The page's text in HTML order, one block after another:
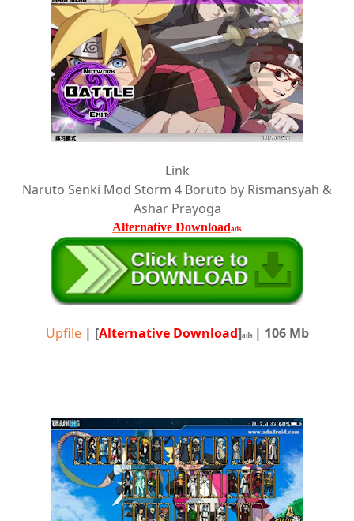
Link
Naruto Senki Mod Storm 4 Boruto by Rismansyah &
Ashar Prayoga
Alternative Downloadads
Upfile| [Alternative Download]ads | 106 Mb